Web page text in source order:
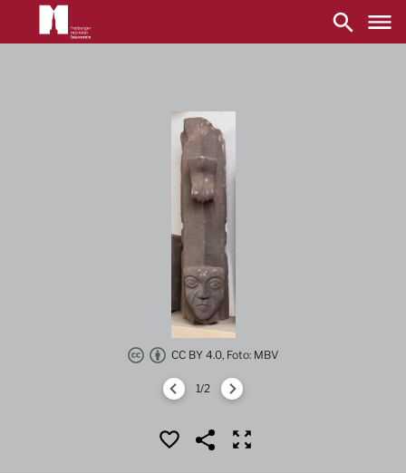
navigation
CC BY 4.0, Foto: MBV
1/2